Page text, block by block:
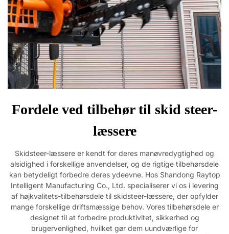
Fordele ved tilbehør til skid steer-
læssere
Skidsteer-læssere er kendt for deres manøvredygtighed og
alsidighed i forskellige anvendelser, og de rigtige tilbehørsdele
kan betydeligt forbedre deres ydeevne. Hos Shandong Raytop
Intelligent Manufacturing Co., Ltd. specialiserer vi os i levering
af højkvalitets-tilbehørsdele til skidsteer-læssere, der opfylder
mange forskellige driftsmæssige behov. Vores tilbehørsdele er
designet til at forbedre produktivitet, sikkerhed og
brugervenlighed, hvilket gør dem uundværlige for